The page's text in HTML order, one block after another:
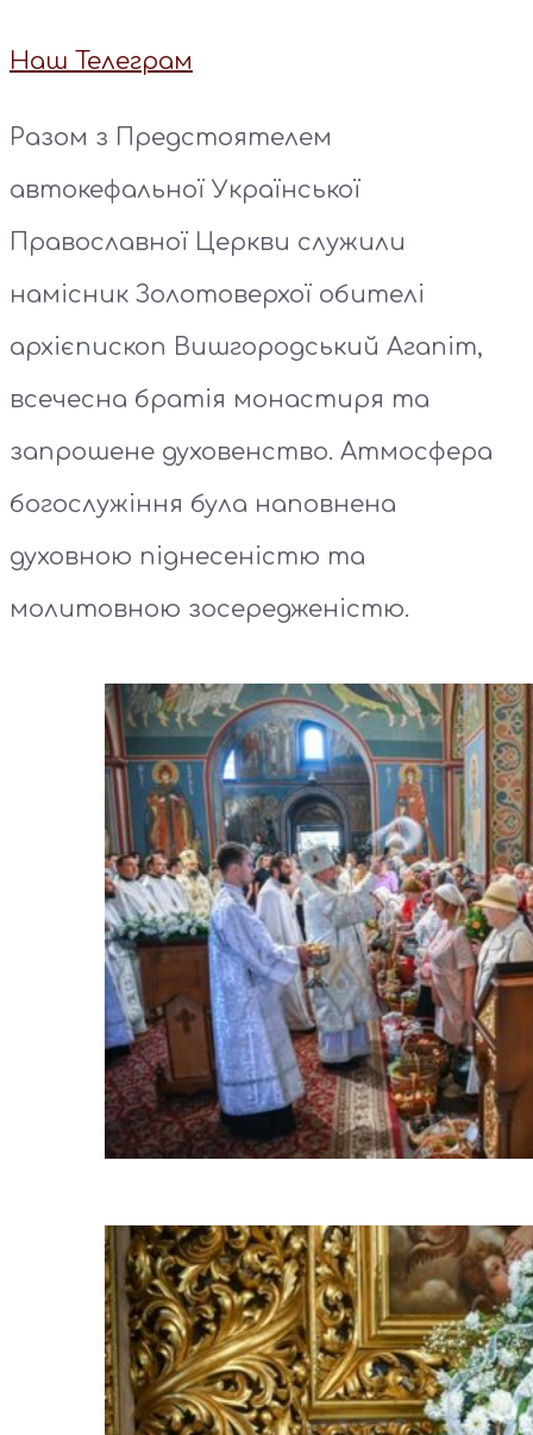
Наш Телеграм
Разом з Предстоятелем
автокефальної Української
Православної Церкви служили
намісник Золотоверхої обителі
архієпископ Вишгородський Агапіт,
всечесна братія монастиря та
запрошене духовенство. Атмосфера
богослужіння була наповнена
духовною піднесеністю та
молитовною зосередженістю.